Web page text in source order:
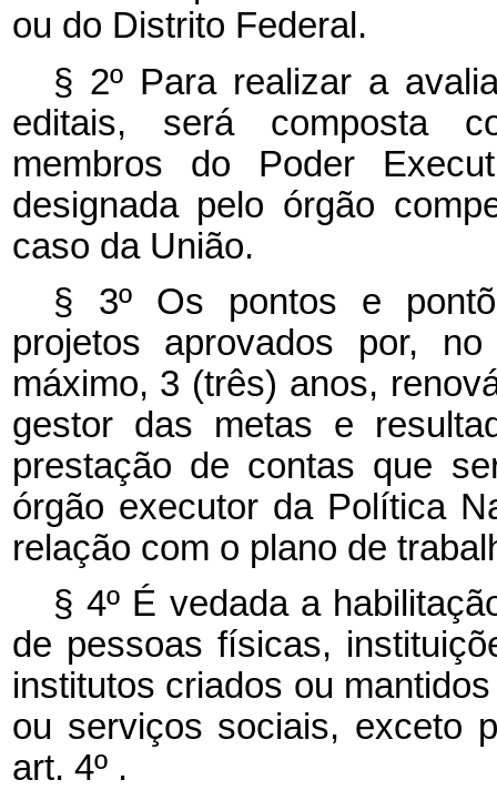
ou do Distrito Federal.
§ 2º Para realizar a
editais, será composta
membros do Poder
designada pelo órgão
caso da União.
§ 3º Os pontos e
projetos aprovados por,
máximo, 3 (três) anos,
gestor das metas e
prestação de contas que
órgão executor da Política
relação com o plano de
§ 4º É vedada a
de pessoas físicas,
institutos criados ou
ou serviços sociais, exceto
art. 4º .